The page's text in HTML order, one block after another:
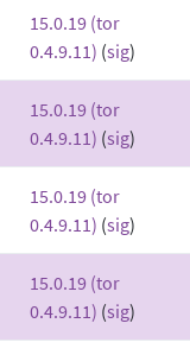
15.0.19 (tor
0.4.9.11) (sig)
15.0.19 (tor
0.4.9.11) (sig)
15.0.19 (tor
0.4.9.11) (sig)
15.0.19 (tor
0.4.9.11) (sig)